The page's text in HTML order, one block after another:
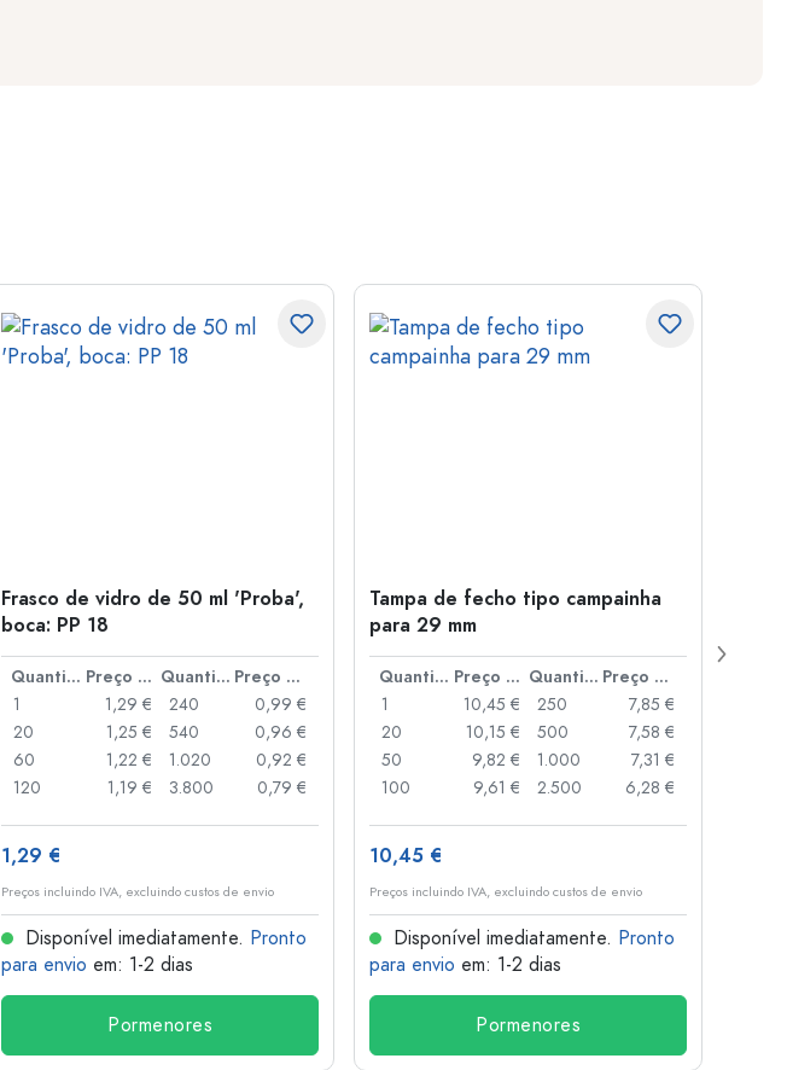
Frasco de vidro de 50 ml 'Proba',
boca: PP 18
Quantidade Preço por peça Quantidade
Preço por peça
1
1,29 €
20
1,25 €
60
1,22 €
120
1,19 €
240
0,99 €
540
0,96 €
1.020
0,92 €
3.800
0,79 €
1,29 €
Preços incluindo IVA, excluindo custos de envio
Disponível imediatamente. Pronto
para envio em: 1-2 dias
Pormenores
Tampa de fecho tipo campainha
para 29 mm
Quantidade Preço por peça Quantidade
Preço por peça
1
10,45 €
20
10,15 €
50
9,82 €
100
9,61 €
250
7,85 €
500
7,58 €
1.000
7,31 €
2.500
6,28 €
10,45 €
Preços incluindo IVA, excluindo custos de envio
Disponível imediatamente. Pronto
para envio em: 1-2 dias
Pormenores